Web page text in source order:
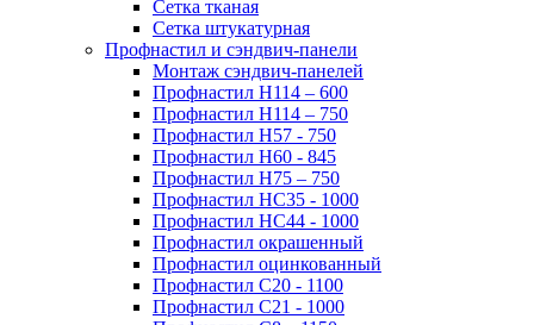
Сетка тканая
Сетка штукатурная
Профнастил и сэндвич-панели
Монтаж сэндвич-панелей
Профнастил Н114 – 600
Профнастил Н114 – 750
Профнастил Н57 - 750
Профнастил Н60 - 845
Профнастил Н75 – 750
Профнастил НС35 - 1000
Профнастил НС44 - 1000
Профнастил окрашенный
Профнастил оцинкованный
Профнастил С20 - 1100
Профнастил С21 - 1000